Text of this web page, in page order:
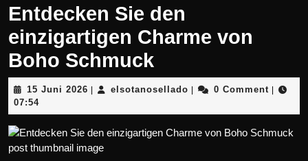
Entdecken Sie den
einzigartigen Charme von
Boho Schmuck
15 Juni 2026 15
2026
| elsotanosellado elsotanosellado
| 0 Comment |
07:54